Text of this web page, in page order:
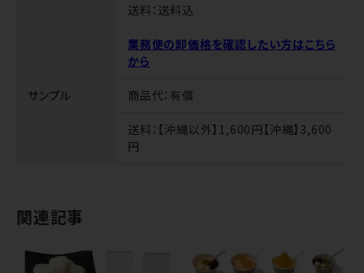
送料：送料込
業務便の卸価格を確認したい方はこちら
から
サンプル 商品代：有償
送料：【沖縄以外】1,600円【沖縄】3,600
円
関連記事